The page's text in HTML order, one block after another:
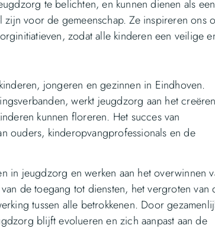
te belichten, en kunnen dienen als een
voor de gemeenschap. Ze inspireren ons
zodat alle kinderen een veilige
jongeren en gezinnen in Eindhoven.
werkt jeugdzorg aan het creëren
kunnen floreren. Het succes van
ouders, kinderopvangprofessionals en de
in jeugdzorg en werken aan het overwinnen
de toegang tot diensten, het vergroten van
tussen alle betrokkenen. Door
blijft evolueren en zich aanpast aan de